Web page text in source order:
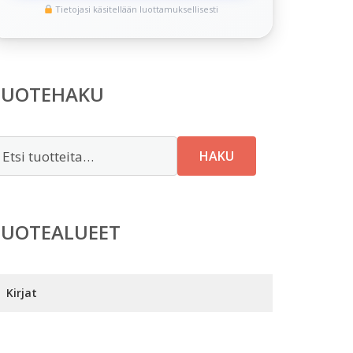
Tietojasi käsitellään luottamuksellisesti
HAKU
Kirjat